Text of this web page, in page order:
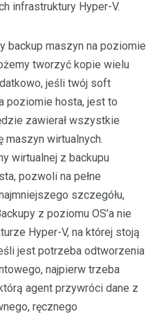
infrastruktury Hyper-V.
backup maszyn na poziomie
tworzyć kopie wielu
jeśli twój soft
poziomie hosta, jest to
zawierał wszystkie
maszyn wirtualnych.
wirtualnej z backupu
pozwoli na pełne
szczegółu,
z poziomu OS’a nie
Hyper-V, na której stoją
jest potrzeba odtworzenia
najpierw trzeba
agent przywróci dane z
ręcznego